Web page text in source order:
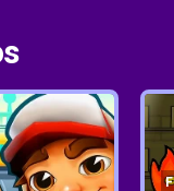
Fireboy And Watergirl 1